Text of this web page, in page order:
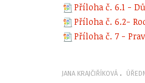
Příloha č. 6.1 -
Příloha č. 6.2-
Příloha č. 7 -
JANA KRAJČIŘÍKOVÁ